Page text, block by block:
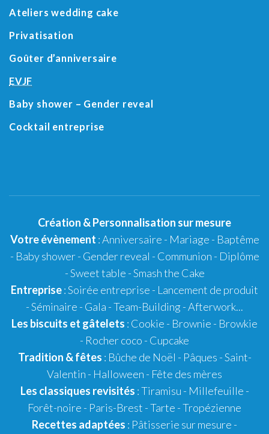
Ateliers wedding cake
Privatisation
Goûter d’anniversaire
EVJF
Baby shower – Gender reveal
Cocktail entreprise
Création &Personnalisation sur mesure
Votre évènement :Anniversaire - Mariage - Baptême
- Baby shower- Gender reveal - Communion - Diplôme
-Sweet table -Smash the Cake
Entreprise: Soirée entreprise - Lancement de produit
- Séminaire - Gala - Team-Building - Afterwork...
Les biscuits et gâtelets : Cookie - Brownie - Browkie
- Rocher coco - Cupcake
Tradition & fêtes : Bûche de Noël - Pâques -Saint-
Valentin - Halloween - Fête des mères
Les classiques revisités :Tiramisu - Millefeuille -
Forêt-noire - Paris-Brest - Tarte -Tropézienne
Recettes adaptées : Pâtisserie sur mesure -